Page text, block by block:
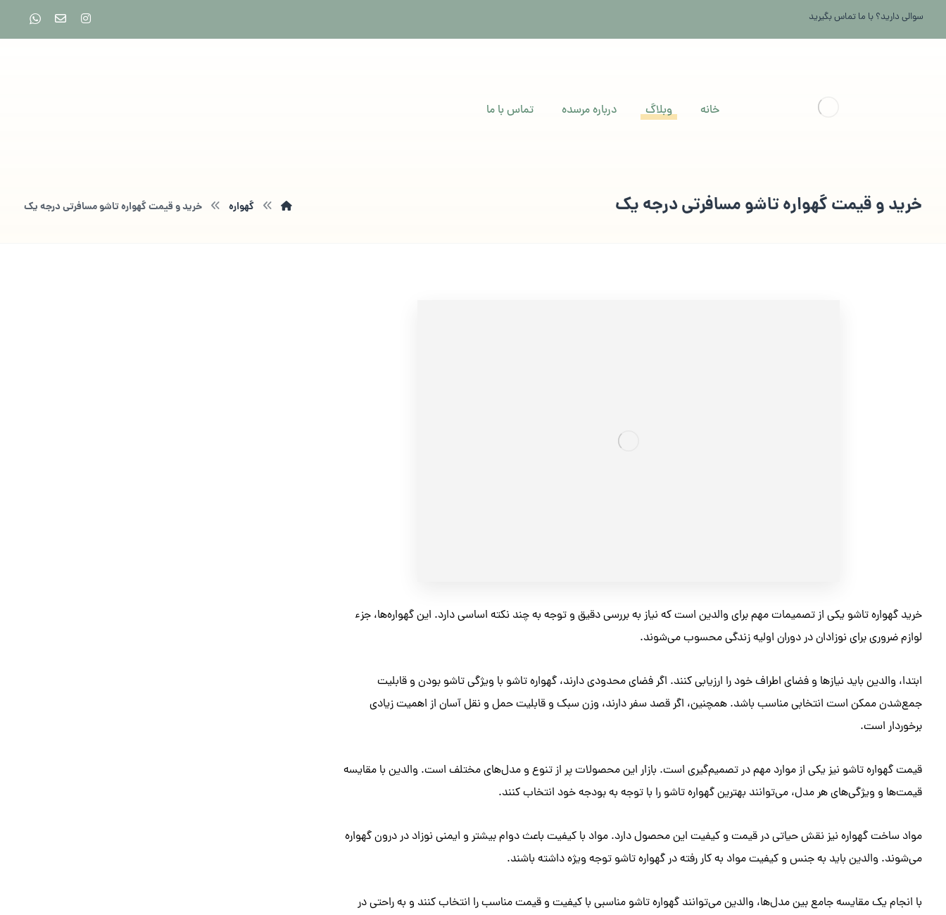
سوالی دارید؟ با ما تماس بگیرید
خانه وبلاگ درباره مرسده تماس با ما
خرید و قیمت گهواره تاشو مسافرتی درجه یک گهواره خرید و قیمت گهواره تاشو مسافرتی درجه یک
خرید گهواره تاشو یکی از تصمیمات مهم برای والدین است که نیاز به بررسی دقیق و توجه به چند نکته اساسی دارد. این گهواره‌ها، جزء
لوازم ضروری برای نوزادان در دوران اولیه زندگی محسوب می‌شوند.
ابتدا، والدین باید نیازها و فضای اطراف خود را ارزیابی کنند. اگر فضای محدودی دارند، گهواره تاشو با ویژگی تاشو بودن و قابلیت
جمع‌شدن ممکن است انتخابی مناسب باشد. همچنین، اگر قصد سفر دارند، وزن سبک و قابلیت حمل و نقل آسان از اهمیت زیادی
برخوردار است.
قیمت گهواره تاشو نیز یکی از موارد مهم در تصمیم‌گیری است. بازار این محصولات پر از تنوع و مدل‌های مختلف است. والدین با مقایسه
قیمت‌ها و ویژگی‌های هر مدل، می‌توانند بهترین گهواره تاشو را با توجه به بودجه خود انتخاب کنند.
مواد ساخت گهواره نیز نقش حیاتی در قیمت و کیفیت این محصول دارد. مواد با کیفیت باعث دوام بیشتر و ایمنی نوزاد در درون گهواره
می‌شوند. والدین باید به جنس و کیفیت مواد به کار رفته در گهواره تاشو توجه ویژه داشته باشند.
با انجام یک مقایسه جامع بین مدل‌ها، والدین می‌توانند گهواره تاشو مناسبی با کیفیت و قیمت مناسب را انتخاب کنند و به راحتی در